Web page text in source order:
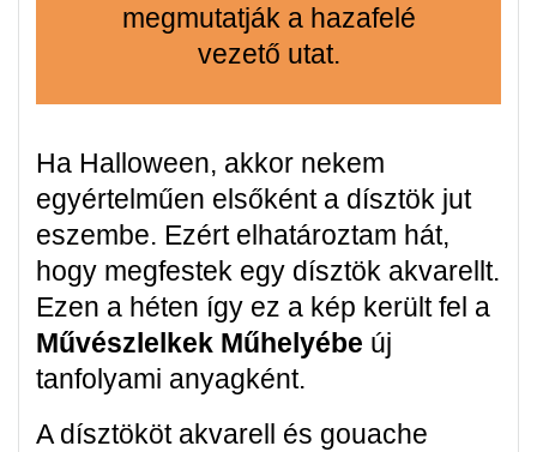
megmutatják a hazafelé
vezető utat.
Ha Halloween, akkor nekem
egyértelműen elsőként a dísztök jut
eszembe. Ezért elhatároztam hát,
hogy megfestek egy dísztök akvarellt.
Ezen a héten így ez a kép került fel a
Művészlelkek Műhelyébe új
tanfolyami anyagként.
A dísztököt akvarell és gouache